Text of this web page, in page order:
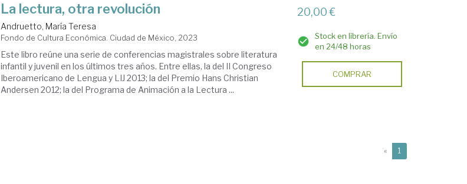
La lectura, otra revolución
Andruetto, María Teresa
Fondo de Cultura Económica. Ciudad de México, 2023
Este libro reúne una serie de conferencias magistrales sobre literatura
infantil y juvenil en los últimos tres años. Entre ellas, la del II Congreso
Iberoamericano de Lengua y LIJ 2013; la del Premio Hans Christian
Andersen 2012; la del Programa de Animación a la Lectura ...
20,00 €
Stock en librería. Envío
en 24/48 horas
COMPRAR
« 1